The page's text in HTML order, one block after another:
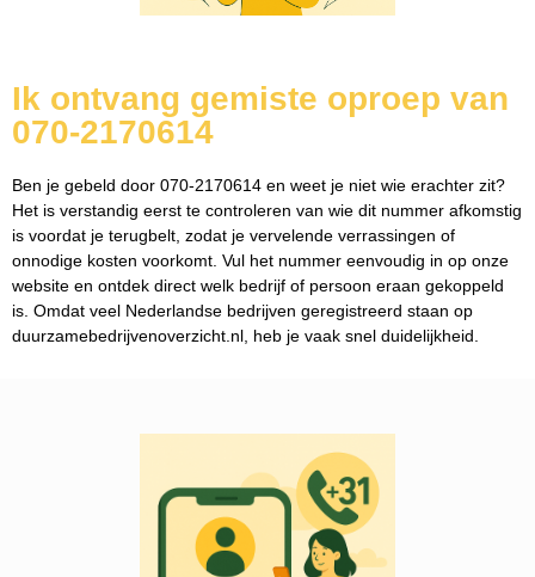
Ik ontvang gemiste oproep van
070-2170614
Ben je gebeld door 070-2170614 en weet je niet wie erachter zit?
Het is verstandig eerst te controleren van wie dit nummer afkomstig
is voordat je terugbelt, zodat je vervelende verrassingen of
onnodige kosten voorkomt. Vul het nummer eenvoudig in op onze
website en ontdek direct welk bedrijf of persoon eraan gekoppeld
is. Omdat veel Nederlandse bedrijven geregistreerd staan op
duurzamebedrijvenoverzicht.nl, heb je vaak snel duidelijkheid.